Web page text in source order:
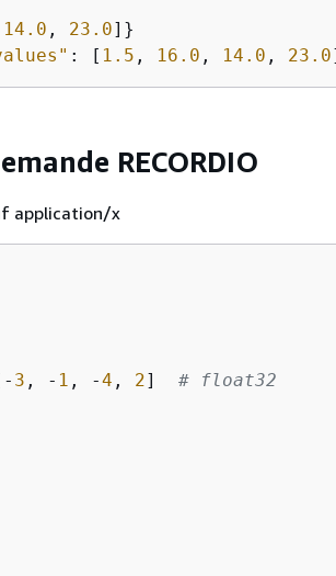
14.0 , 23.0
: [ 1.5 , 16.0 , 14.0 , 23.0
RECORDIO
application/x
3 , - 1 , -4 , 2] # float32